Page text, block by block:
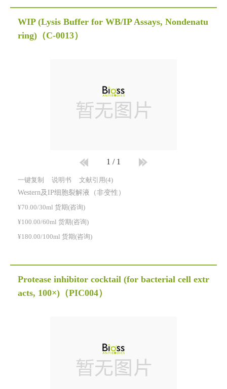
WIP (Lysis Buffer for WB/IP Assays, Nondenatu
ring) （C-0013）
1 / 1
一键复制 说明书 文献引用(4)
Western及IP细胞裂解液（非变性）
¥70.00/30ml 货期(咨询)
¥100.00/60ml 货期(咨询)
¥180.00/100ml 货期(咨询)
Protease inhibitor cocktail (for bacterial cell extr
acts, 100×) （PIC004）